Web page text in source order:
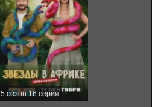
5 сезон 16 серия